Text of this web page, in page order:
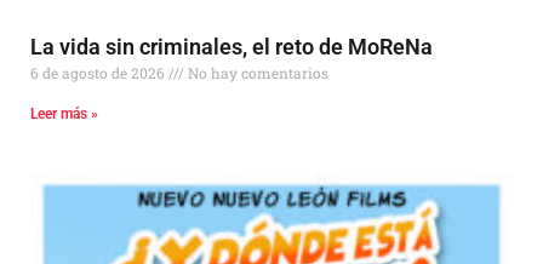
La vida sin criminales, el reto de MoReNa
6 de agosto de 2026 No hay comentarios
Leer más »